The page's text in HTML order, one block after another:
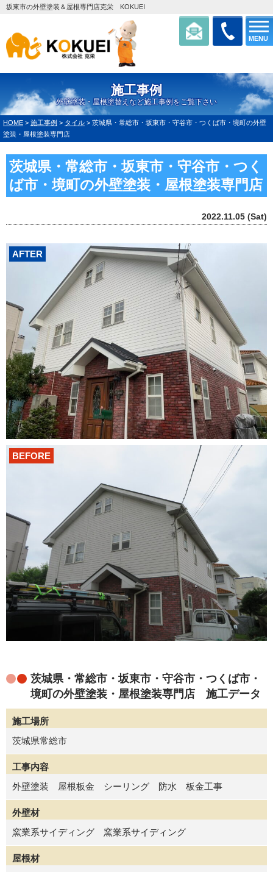
MENU
坂東市の外壁塗装＆屋根専門店克栄 KOKUEI
施工事例
外壁塗装・屋根塗替えなど施工事例をご覧下さい
HOME > 施工事例 > タイル > 茨城県・常総市・坂東市・守谷市・つくば市・境町の外壁
塗装・屋根塗装専門店
茨城県・常総市・坂東市・守谷市・つく
ば市・境町の外壁塗装・屋根塗装専門店
2022.11.05 (Sat)
AFTER
BEFORE
茨城県・常総市・坂東市・守谷市・つくば市・
境町の外壁塗装・屋根塗装専門店 施工データ
施工場所
茨城県常総市
工事内容
外壁塗装 屋根板金 シーリング 防水 板金工事
外壁材
窯業系サイディング 窯業系サイディング
屋根材